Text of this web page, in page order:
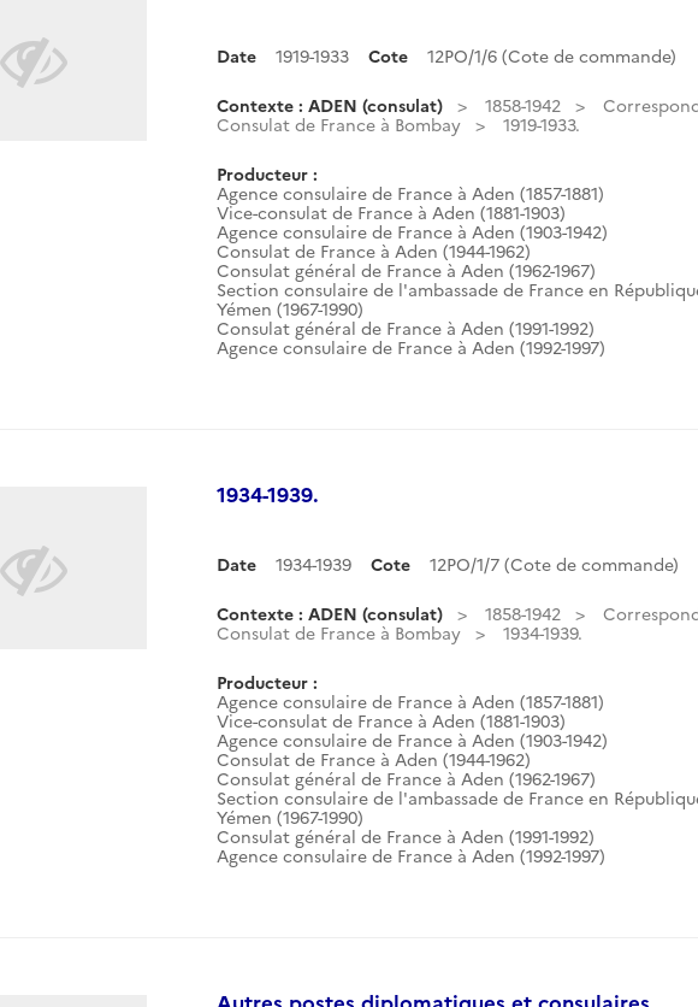
Date 1919-1933 Cote 12PO/1/6 (Cote de commande)
Contexte : ADEN (consulat) 1858-1942
Consulat de France à Bombay
1919-1933.
Producteur :
Agence consulaire de France à Aden (1857-1881)
Vice-consulat de France à Aden (1881-1903)
Agence consulaire de France à Aden (1903-1942)
Consulat de France à Aden (1944-1962)
Consulat général de France à Aden (1962-1967)
Section consulaire de l'ambassade de France en
Yémen (1967-1990)
Consulat général de France à Aden (1991-1992)
Agence consulaire de France à Aden (1992-1997)
1934-1939.
Date 1934-1939 Cote 12PO/1/7 (Cote de commande)
Contexte : ADEN (consulat) 1858-1942
Consulat de France à Bombay
1934-1939.
Producteur :
Agence consulaire de France à Aden (1857-1881)
Vice-consulat de France à Aden (1881-1903)
Agence consulaire de France à Aden (1903-1942)
Consulat de France à Aden (1944-1962)
Consulat général de France à Aden (1962-1967)
Section consulaire de l'ambassade de France en
Yémen (1967-1990)
Consulat général de France à Aden (1991-1992)
Agence consulaire de France à Aden (1992-1997)